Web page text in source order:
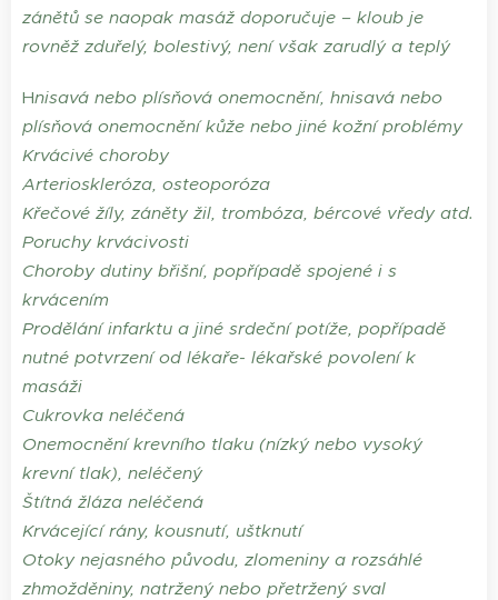
zánětů se naopak masáž doporučuje – kloub je
rovněž zduřelý, bolestivý, není však zarudlý a teplý
Hnisavá nebo plísňová onemocnění, hnisavá nebo
plísňová onemocnění kůže nebo jiné kožní problémy
Krvácivé choroby
Arterioskleróza, osteoporóza
Křečové žíly, záněty žil, trombóza, bércové vředy atd.
Poruchy krvácivosti
Choroby dutiny břišní, popřípadě spojené i s
krvácením
Prodělání infarktu a jiné srdeční potíže, popřípadě
nutné potvrzení od lékaře- lékařské povolení k
masáži
Cukrovka neléčená
Onemocnění krevního tlaku (nízký nebo vysoký
krevní tlak), neléčený
Štítná žláza neléčená
Krvácející rány, kousnutí, uštknutí
Otoky nejasného původu, zlomeniny a rozsáhlé
zhmožděniny, natržený nebo přetržený sval